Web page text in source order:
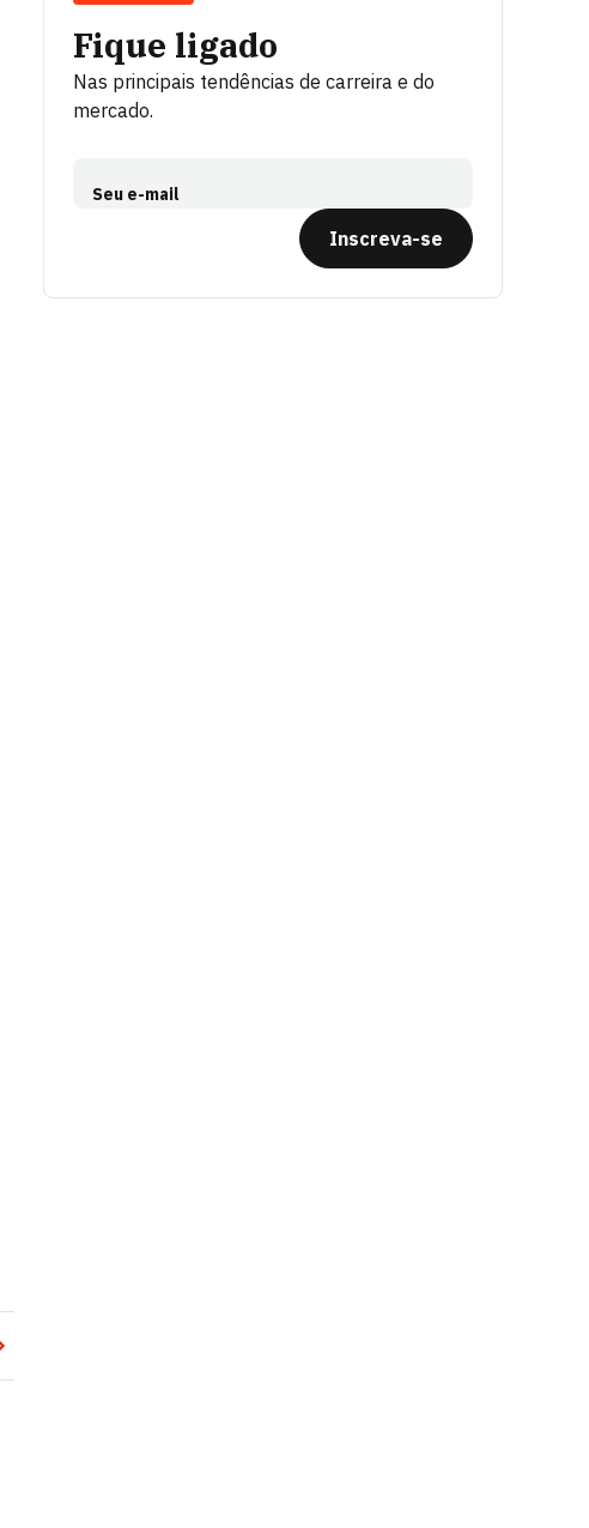
Fique ligado
Nas principais tendências de carreira e do
mercado.
Seu e-mail
Inscreva-se